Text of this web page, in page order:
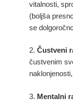
vitalnosti,
(boljša
se
2. Čustveni
čustvenim
3. Mentalni